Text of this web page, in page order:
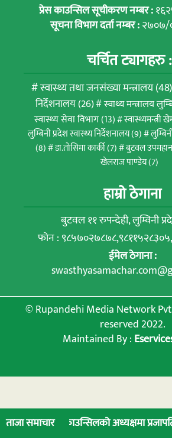
ताजा समाचार
काउन्सिलको अध्यक्षमा प्रजापति र रजिस्ट्रारमा
प्रेस काउन्सिल सूचीकरण नम्बर :
सूचना विभाग दर्ता नम्बर :
चर्चित ट्यागहरु :
स्वास्थ्य तथा जनसंख्या मन्त्रालय(48)
निर्देशनालय(26) स्वाथ्य मन्त्रालय
स्वास्थ्य सेवा विभाग(13) स्वास्थ्यमन्त्री
लुम्बिनी प्रदेश स्वास्थ्य निर्देशनालय(9)
(8)
डा.तोसिमा कार्की(7) बुटवल
खेलराज पाण्डेय(7)
हाम्रो ठेगाना
बुटवल ११ रुपन्देही, लुम्विनी
फोन :
ईमेल ठेगाना :
© Rupandehi Media Network
reserved 2022.
Maintained By :